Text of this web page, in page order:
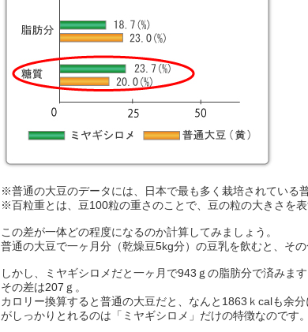
※普通の大豆のデータには、日本で最も多く栽培されている
※百粒重とは、豆100粒の重さのことで、豆の粒の大きさを表
この差が一体どの程度になるのか計算してみましょう。
普通の大豆で一ヶ月分（乾燥豆5kg分）の豆乳を飲むと、そ
しかし、ミヤギシロメだと一ヶ月で943ｇの脂肪分で済みます
その差は207ｇ。
カロリー換算すると普通の大豆だと、なんと1863ｋcalも余
がしっかりとれるのは「ミヤギシロメ」だけの特徴なのです。